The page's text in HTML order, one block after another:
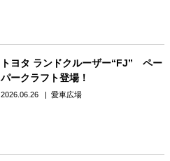
トヨタ ランドクルーザー“FJ” ペー
パークラフト登場！
2026.06.26 愛車広場